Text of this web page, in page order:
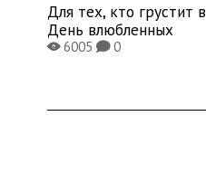
Для тех, кто грустит в
День влюбленных
X6005K0